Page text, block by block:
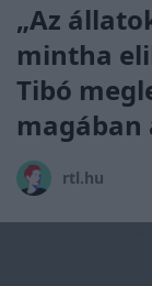
„Az
mintha
Tibó
magában
rtl.hu